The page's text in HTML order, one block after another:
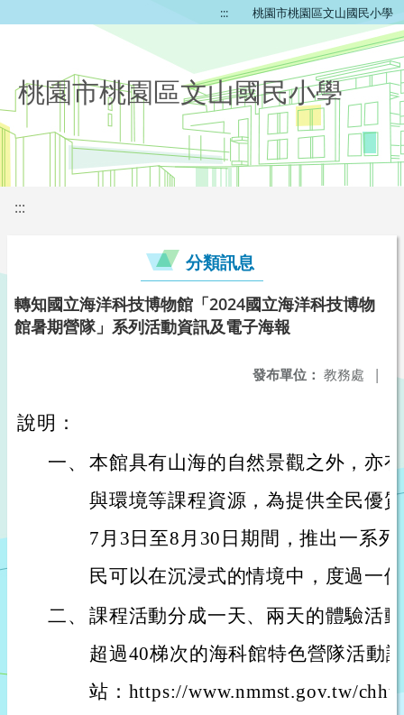
::: 桃園市桃園區文山國民小學
桃園市桃園區文山國民小學
:::
分類訊息
轉知國立海洋科技博物館「2024國立海洋科技博物
館暑期營隊」系列活動資訊及電子海報
發布單位： 教務處 |
說明：
一、 本館具有山海的自然景觀之外，亦
與環境等課程資源，為提供全民優
7月3日至8月30日期間，推出一系
民可以在沉浸式的情境中，度過一
二、 課程活動分成一天、兩天的體驗活
超過40梯次的海科館特色營隊活動
站：https://www.nmmst.gov.tw/